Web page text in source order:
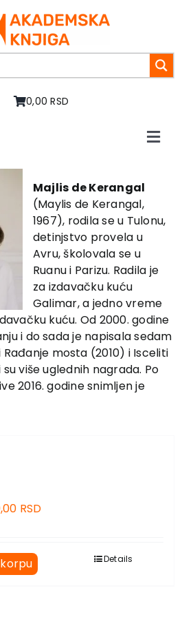
0,00 RSD
Toggle
Majlis de Kerangal
(Maylis de Kerangal,
1967), rodila se u Tulonu,
detinjstvo provela u
Avru, školovala se u
Ruanu i Parizu. Radila je
za izdavačku kuću
Galimar, a jedno vreme
kuću. Od 2000. godine
i do sada je napisala sedam
mosta (2010) i Isceliti
više uglednih nagrada. Po
2016. godine snimljen je
RSD
Details